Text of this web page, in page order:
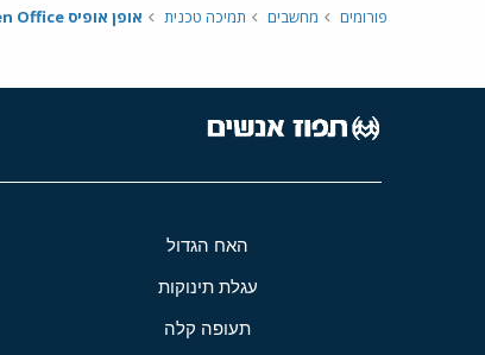
פורומים מחשבים תמיכה טכנית אופן אופיס Open Office
האח הגדול
עגלת תינוקות
תעופה קלה